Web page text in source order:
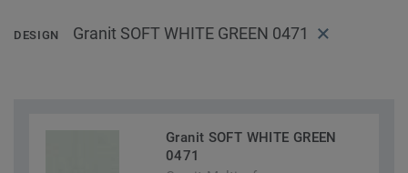
DESIGN Granit SOFT WHITE GREEN 0471
Granit SOFT WHITE GREEN
0471